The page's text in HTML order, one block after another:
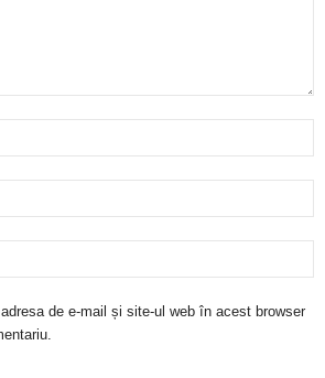
de e-mail și site-ul web în acest browser